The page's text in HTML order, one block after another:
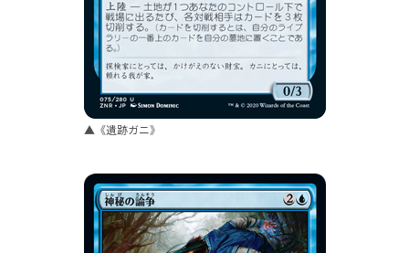
▲《遺跡ガニ》